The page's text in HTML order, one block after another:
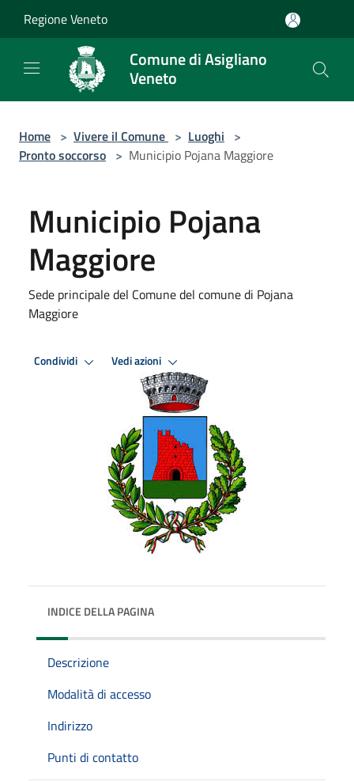
Regione Veneto
Comune di Asigliano
Veneto
Home > Vivere il Comune > Luoghi >
Pronto soccorso > Municipio Pojana Maggiore
Municipio Pojana
Maggiore
Sede principale del Comune del comune di Pojana
Maggiore
Condividi Vedi azioni
INDICE DELLA PAGINA
Descrizione
Modalità di accesso
Indirizzo
Punti di contatto